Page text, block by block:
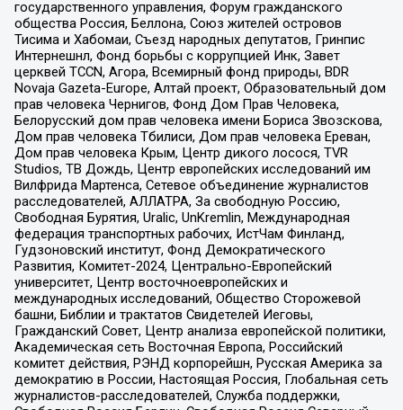
государственного управления, Форум гражданского
общества Россия, Беллона, Союз жителей островов
Тисима и Хабомаи, Съезд народных депутатов, Гринпис
Интернешнл, Фонд борьбы с коррупцией Инк, Завет
церквей TCCN, Агора, Всемирный фонд природы, BDR
Novaja Gazeta-Europe, Алтай проект, Образовательный дом
прав человека Чернигов, Фонд Дом Прав Человека,
Белорусский дом прав человека имени Бориса Звозскова,
Дом прав человека Тбилиси, Дом прав человека Ереван,
Дом прав человека Крым, Центр дикого лосося, TVR
Studios, ТВ Дождь, Центр европейских исследований им
Вилфрида Мартенса, Сетевое объединение журналистов
расследователей, АЛЛАТРА, За свободную Россию,
Свободная Бурятия, Uralic, UnKremlin, Международная
федерация транспортных рабочих, ИстЧам Финланд,
Гудзоновский институт, Фонд Демократического
Развития, Комитет-2024, Центрально-Европейский
университет, Центр восточноевропейских и
международных исследований, Общество Сторожевой
башни, Библии и трактатов Свидетелей Иеговы,
Гражданский Совет, Центр анализа европейской политики,
Академическая сеть Восточная Европа, Российский
комитет действия, РЭНД корпорейшн, Русская Америка за
демократию в России, Настоящая Россия, Глобальная сеть
журналистов-расследователей, Служба поддержки,